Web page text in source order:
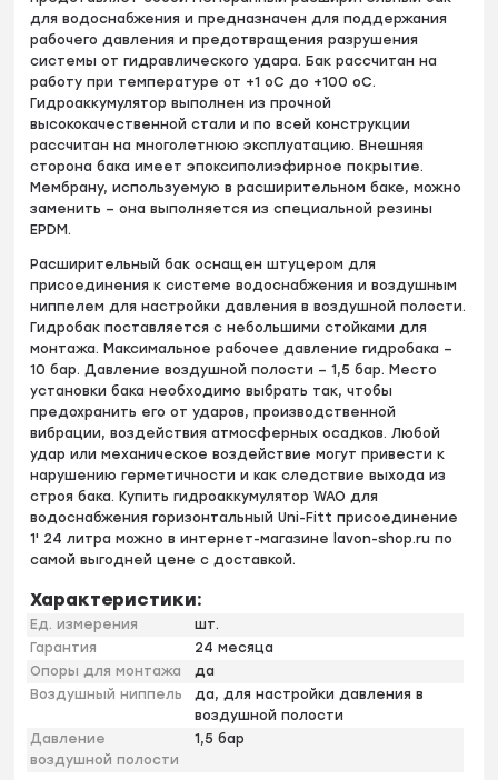
для водоснабжения и предназначен для поддержания
рабочего давления и предотвращения разрушения
системы от гидравлического удара. Бак рассчитан на
работу при температуре от +1 оС до +100 оС.
Гидроаккумулятор выполнен из прочной
высококачественной стали и по всей конструкции
рассчитан на многолетнюю эксплуатацию. Внешняя
сторона бака имеет эпоксиполиэфирное покрытие.
Мембрану, используемую в расширительном баке, можно
заменить – она выполняется из специальной резины
EPDM.
Расширительный бак оснащен штуцером для
присоединения к системе водоснабжения и воздушным
ниппелем для настройки давления в воздушной полости.
Гидробак поставляется с небольшими стойками для
монтажа. Максимальное рабочее давление гидробака –
10 бар. Давление воздушной полости – 1,5 бар. Место
установки бака необходимо выбрать так, чтобы
предохранить его от ударов, производственной
вибрации, воздействия атмосферных осадков. Любой
удар или механическое воздействие могут привести к
нарушению герметичности и как следствие выхода из
строя бака. Купить гидроаккумулятор WAO для
водоснабжения горизонтальный Uni-Fitt присоединение
1' 24 литра можно в интернет-магазине lavon-shop.ru по
самой выгодней цене с доставкой.
Характеристики:
Ед. измерения
шт.
Гарантия
24 месяца
Опоры для монтажа
да
Воздушный ниппель
да, для настройки давления в
воздушной полости
Давление
воздушной полости
1,5 бар